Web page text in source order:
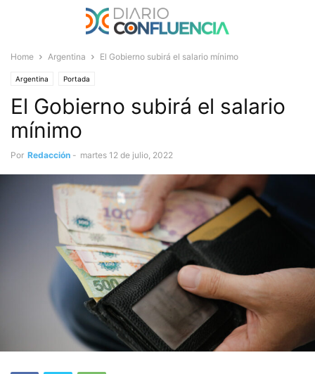
Home Argentina El Gobierno subirá el salario mínimo
Argentina Portada
El Gobierno subirá el salario
mínimo
Por Redacción - martes 12 de julio, 2022